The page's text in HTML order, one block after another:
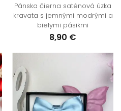
Pánska čierna saténová úzka
kravata s jemnými modrými a
bielymi pásikmi
8,90 €